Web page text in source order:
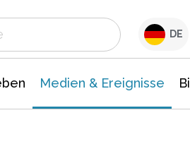
DE
Medien & Ereignisse